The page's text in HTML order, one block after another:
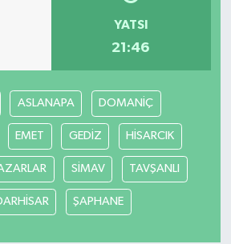
YATSI
21:46
ASLANAPA DOMANİÇ
EMET GEDİZ HİSARCIK
SİMAV TAVŞANLI
ŞAPHANE